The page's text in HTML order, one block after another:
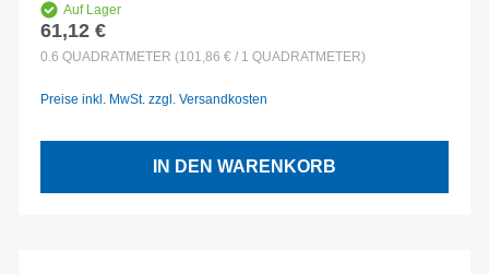
Auf Lager
Regulärer Preis:
61,12 €
0.6 QUADRATMETER (101,86 € / 1 QUADRATMETER)
Preise inkl. MwSt. zzgl. Versandkosten
IN DEN WARENKORB